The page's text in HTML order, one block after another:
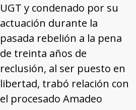
UGT y condenado por su
actuación durante la
pasada rebelión a la pena
de treinta años de
reclusión, al ser puesto en
libertad, trabó relación con
el procesado Amadeo